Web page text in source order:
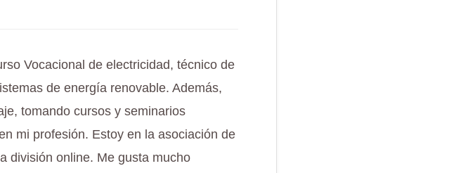
Vocacional de electricidad, técnico de
de energía renovable. Además,
tomando cursos y seminarios
mi profesión. Estoy en la asociación de
división online. Me gusta mucho